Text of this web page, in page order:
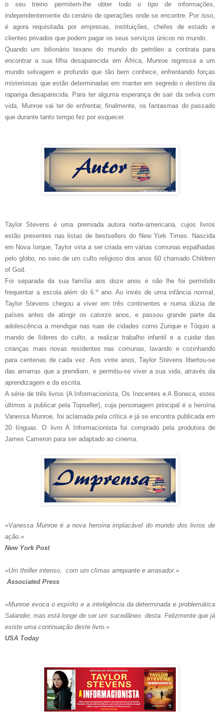
o seu treino permitem-lhe obter todo o tipo de informações,
independentemente do cenário de operações onde se encontre. Por isso,
é agora requisitada por empresas, instituições, chefes de estado e
clientes privados que podem pagar os seus serviços únicos no mundo.
Quando um bilionário texano do mundo do petróleo a contrata para
encontrar a sua filha desaparecida em África, Munroe regressa a um
mundo selvagem e profundo que tão bem conhece, enfrentando forças
misteriosas que estão determinadas em manter em segredo o destino da
rapariga desaparecida. Para ter alguma esperança de sair da selva com
vida, Munroe vai ter de enfrentar, finalmente, os fantasmas do passado
que durante tanto tempo fez por esquecer.
Taylor Stevens é uma premiada autora norte-americana, cujos livros
estão presentes nas listas de bestsellers do New York Times. Nascida
em Nova Iorque, Taylor viria a ser criada em várias comunas espalhadas
pelo globo, no seio de um culto religioso dos anos 60 chamado Children
of God.
Foi separada da sua família aos doze anos e não lhe foi permitido
frequentar a escola além do 6.º ano. Ao invés de uma infância normal,
Taylor Stevens chegou a viver em três continentes e numa dúzia de
países antes de atingir os catorze anos, e passou grande parte da
adolescência a mendigar nas ruas de cidades como Zurique e Tóquio a
mando de líderes do culto, a realizar trabalho infantil e a cuidar das
crianças mais novas residentes nas comunas, lavando e cozinhando
para centenas de cada vez. Aos vinte anos, Taylor Stevens libertou-se
das amarras que a prendiam, e permitiu-se viver a sua vida, através da
aprendizagem e da escrita.
A série de três livros (A Informacionista, Os Inocentes e A Boneca, estes
últimos a publicar pela Topseller), cuja personagem principal é a heroína
Vanessa Munroe, foi aclamada pela crítica e já se encontra publicada em
20 línguas. O livro A Informacionista foi comprado pela produtora de
James Cameron para ser adaptado ao cinema.
«Vanessa Munroe é a nova heroína implacável do mundo dos livros de
ação.»
New York Post
«Um thriller intenso, com um clímax arrepiante e arrasador.»
Associated Press
«Munroe evoca o espírito e a inteligência da determinada e problemática
Salander, mas está longe de ser um sucedâneo desta. Felizmente que já
existe uma continuação deste livro.»
USA Today